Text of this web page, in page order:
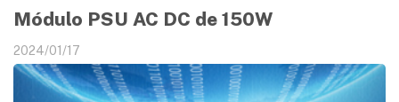
Módulo PSU AC DC de 150W
2024/01/17